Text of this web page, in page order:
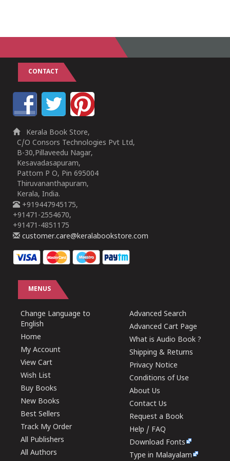
CONTACT
Kerala Book Store,
C/O Consors Technologies Pvt Ltd,
B-30,Pillaveedu Nagar,
Kesavadasapuram,
Pattom P O, Pin 695004
Thiruvananthapuram,
Kerala, India.
+919447945175,
+91471-2554670,
+91471-4851175
customer.care@keralabookstore.com
MENUS
Change Language to
English
Home
My Account
View Cart
Wish List
Buy Books
New Books
Best Sellers
Track My Order
All Publishers
All Authors
Advanced Search
Advanced Cart Page
What is Audio Book ?
Shipping & Returns
Privacy Notice
Conditions of Use
About Us
Contact Us
Request a Book
Help / FAQ
Download Fonts
Type in Malayalam